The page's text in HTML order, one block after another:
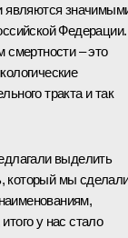
являются
Федерации.
смертности – это
тракта и так
выделить
который мы
у нас стало